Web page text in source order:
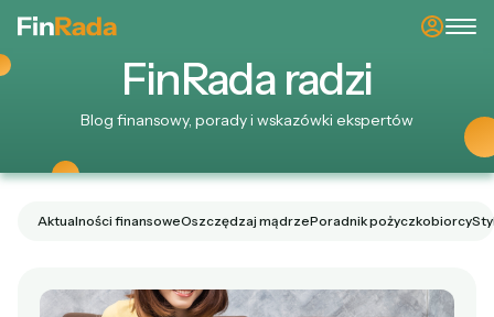
FinRada radzi
Blog finansowy, porady i wskazówki ekspertów
Aktualności finansoweOszczędzaj mądrzePoradnik pożyczkobiorcy